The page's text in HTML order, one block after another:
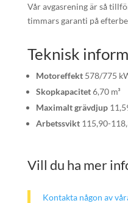
Vår avgasrening är så
timmars garanti på
Teknisk
Motoreffekt578/775
Skopkapacitet6,70 m³
Maximalt grävdjup
Arbetssvikt115,90-
Vill du ha mer
Kontakta någon av